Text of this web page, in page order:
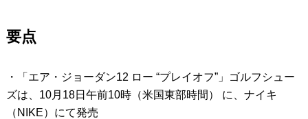
要点
・「エア・ジョーダン12 ロー “プレイオフ”」ゴルフシュー
ズは、10月18日午前10時（米国東部時間） に、ナイキ
（NIKE）にて発売